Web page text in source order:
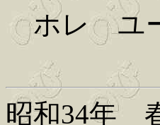
ホレ ユ
昭和34年